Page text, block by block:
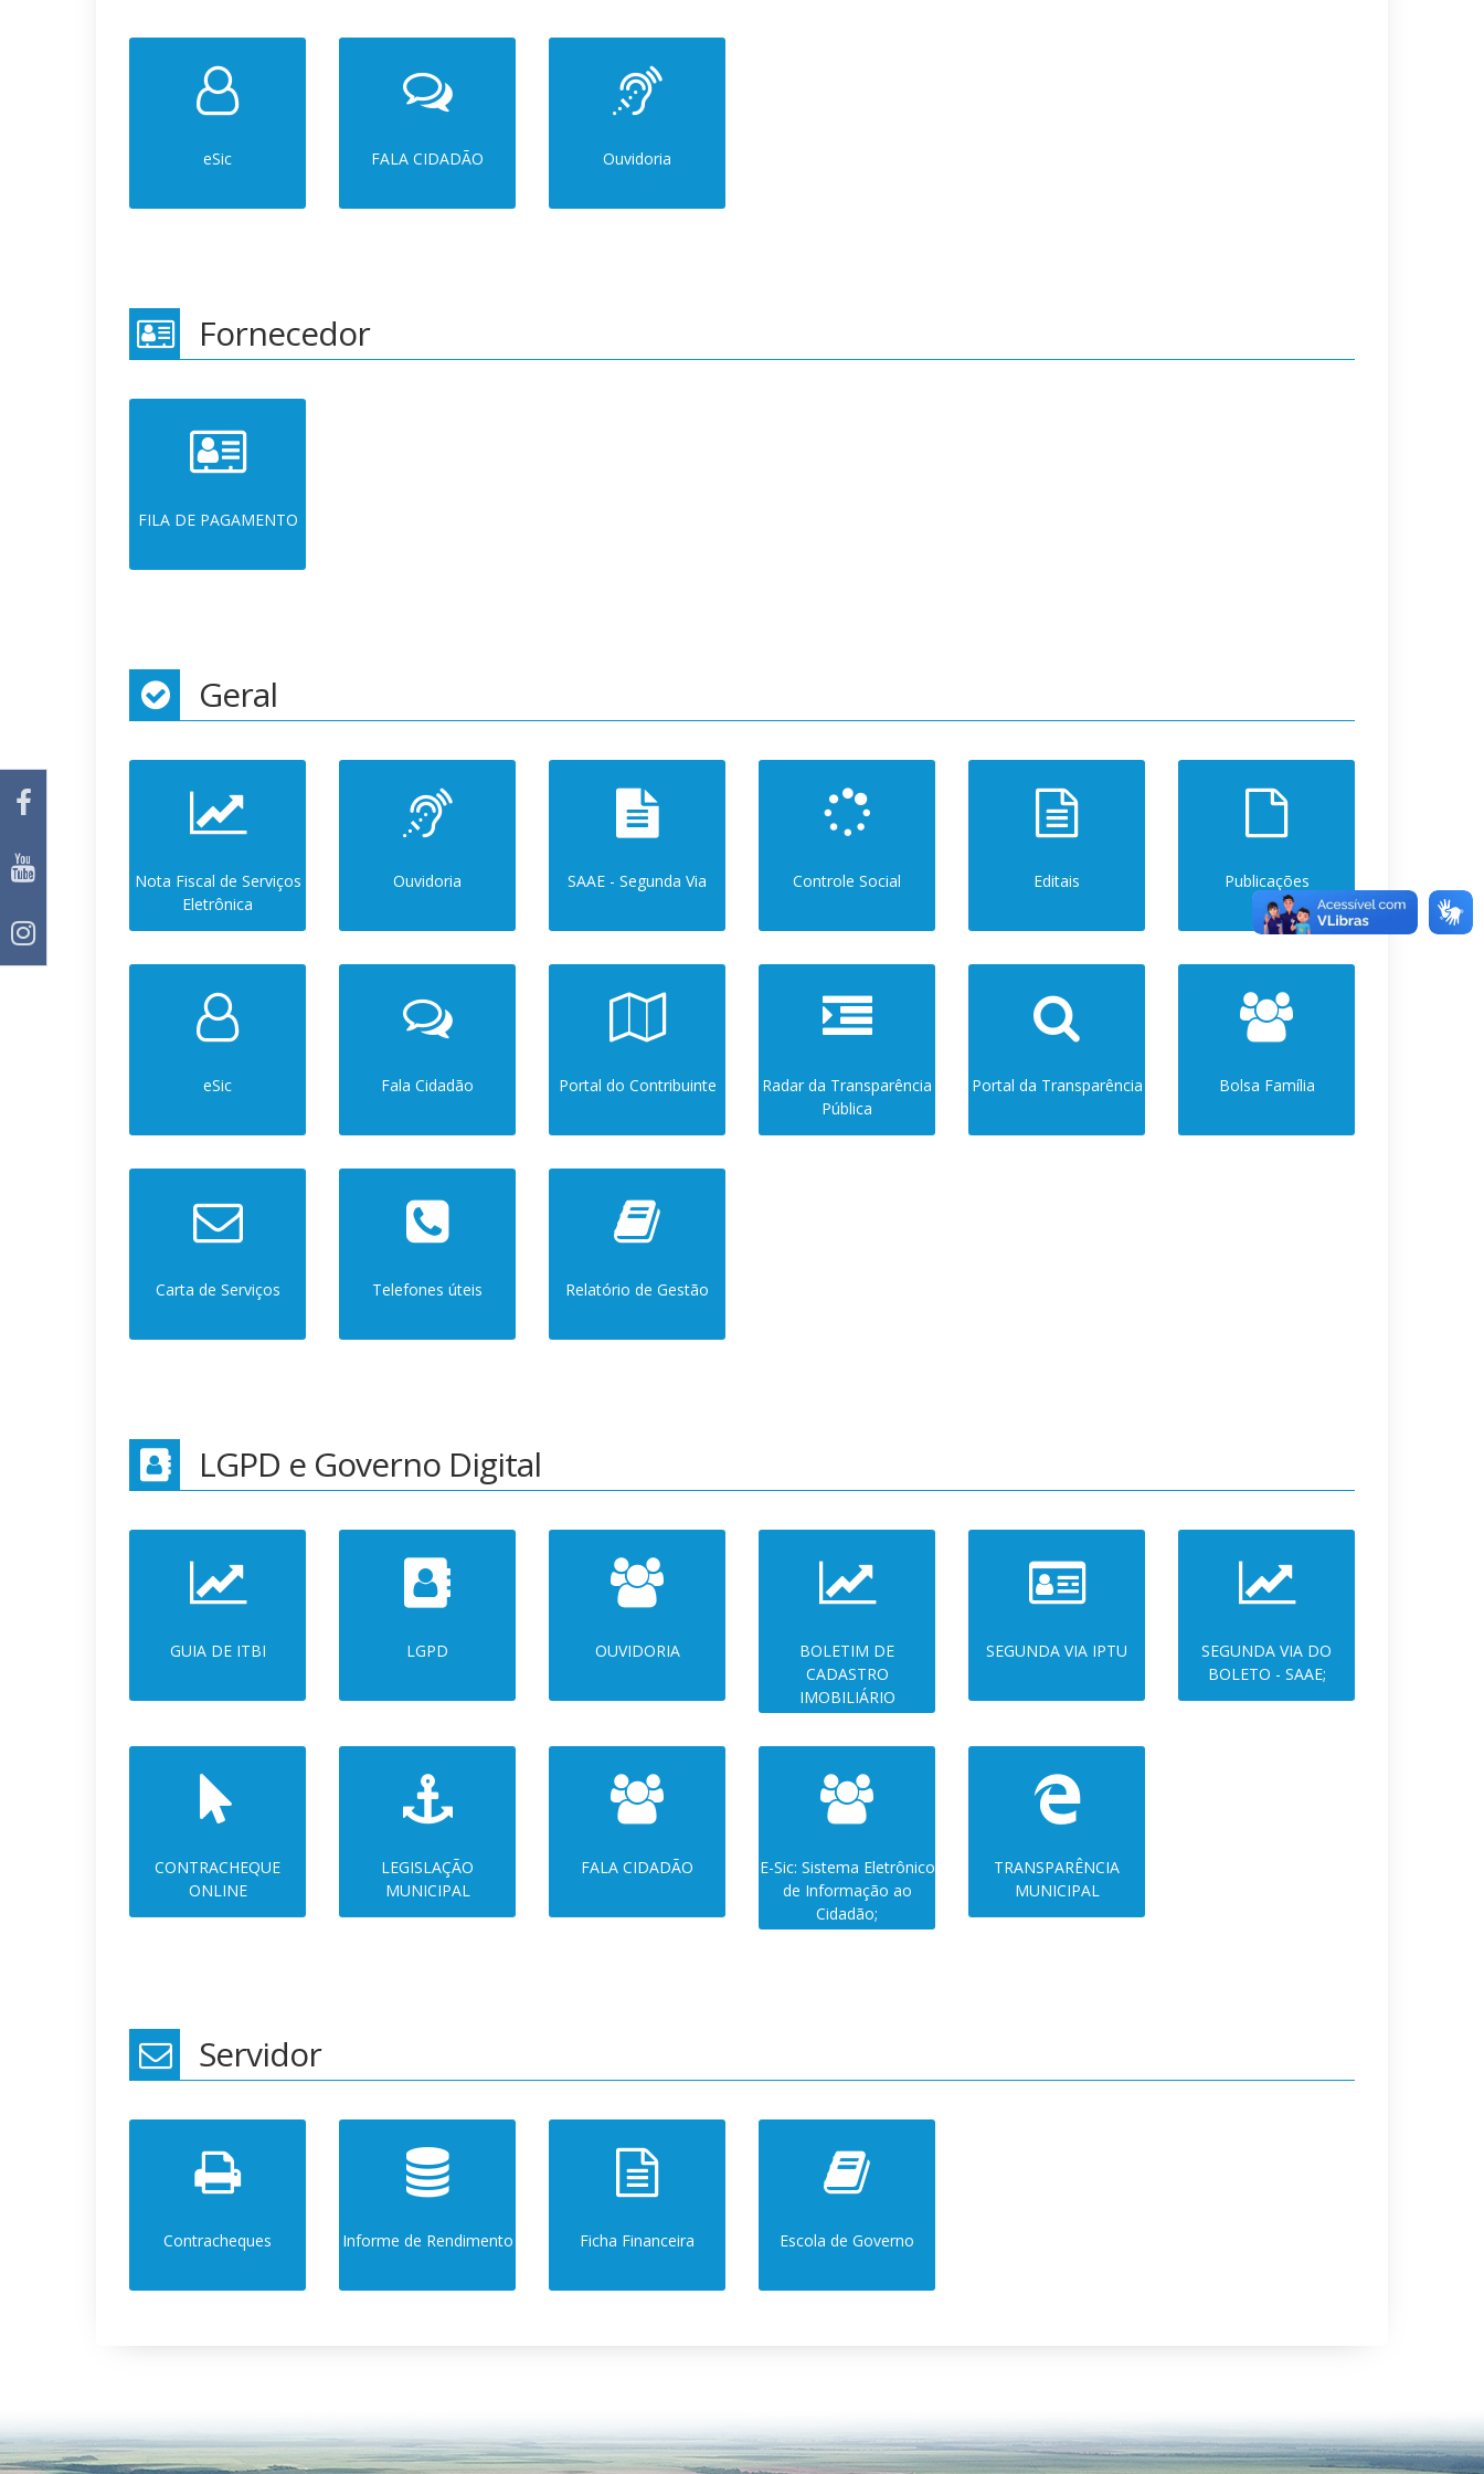
eSic FALA CIDADÃO Ouvidoria
Fornecedor
FILA DE PAGAMENTO
Geral
Nota Fiscal de Serviços
Eletrônica
Ouvidoria SAAE - Segunda Via Controle Social Editais Publicações
eSic Fala Cidadão Portal do Contribuinte
Radar da Transparência
Pública
Portal da Transparência Bolsa Família
Carta de Serviços Telefones úteis Relatório de Gestão
LGPD e Governo Digital
GUIA DE ITBI LGPD OUVIDORIA
BOLETIM DE
CADASTRO
IMOBILIÁRIO
SEGUNDA VIA IPTU
SEGUNDA VIA DO
BOLETO - SAAE;
CONTRACHEQUE
ONLINE
LEGISLAÇÃO
MUNICIPAL
FALA CIDADÃO
E-Sic: Sistema Eletrônico
de Informação ao
Cidadão;
TRANSPARÊNCIA
MUNICIPAL
Servidor
Contracheques Informe de Rendimento Ficha Financeira Escola de Governo